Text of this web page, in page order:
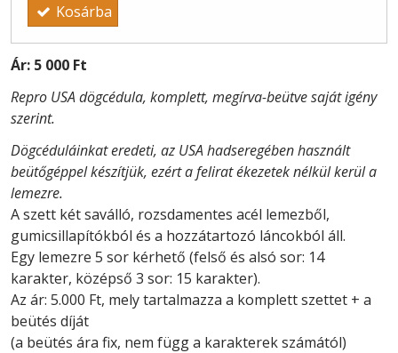
Kosárba
Ár: 5 000 Ft
Repro USA dögcédula, komplett, megírva-beütve saját igény
szerint.
Dögcéduláinkat eredeti, az USA hadseregében használt
beütőgéppel készítjük, ezért a felirat ékezetek nélkül kerül a
lemezre.
A szett két saválló, rozsdamentes acél lemezből,
gumicsillapítókból és a hozzátartozó láncokból áll.
Egy lemezre 5 sor kérhető (felső és alsó sor: 14
karakter, középső 3 sor: 15 karakter).
Az ár: 5.000 Ft, mely tartalmazza a komplett szettet + a
beütés díját
(a beütés ára fix, nem függ a karakterek számától)